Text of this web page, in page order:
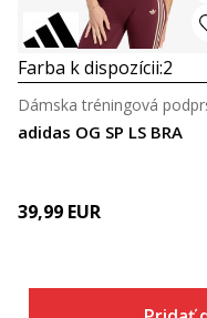
Farba k dispozícii:2
adidas OG SP LS BRA
39,99 EUR